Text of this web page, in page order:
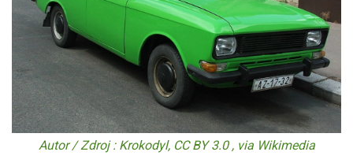
Autor / Zdroj : Krokodyl, CC BY 3.0 , via Wikimedia